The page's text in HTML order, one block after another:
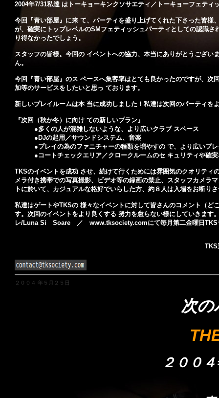
2004年7/31私達 はトーキョーキンクソサエティ／トーキョーフェティ
今回『青い部屋』に来 て、パーティを盛り上げてくれた下さった皆
が、確実にトップレベルのSMフェティッシュパーティとしての認識
り得なかったでしょう。
スタッフの皆様。今回の イベントへの協力、本当にありがとうござい
ん。
今回『青い部屋』のス ペースへ集客率はとても良かったのですが、
加等のサービスをしたいと思っ ております。
新しいプレイルームは本 当に成功しました！私達は次回のパーティ
『次回（秋か冬）に向け ての新しいプラン』
●多くの人が混雑しないような、より広いクラブ スペース
●DJの起用／サウンドシステム、音楽
●プレイの為のファニチャーの種類を増やすの で、より広いプ
●コートチェックエリア／クロークルームのセ キュリティや確
TKSのイベントを成功 させ、続けて行くためには雰囲気のクオリティ
メラ付き携帯での写真撮影、ビデオ等の録画の禁止、スタッフカメラ
トに於いて、カジュアルな格好でいらした方、約８人は入場をお断り
私達はゲートやTKSの 様々なイベントに対して皆さんのコメント（
す。次回のイベントをより良くする 努力を怠らない様にしていきま
レ/Luna Si Soare ／ www.tksociety.comにて毎月第二金曜日TKS
TKS
２００４ 年５月２５日
次の
２００